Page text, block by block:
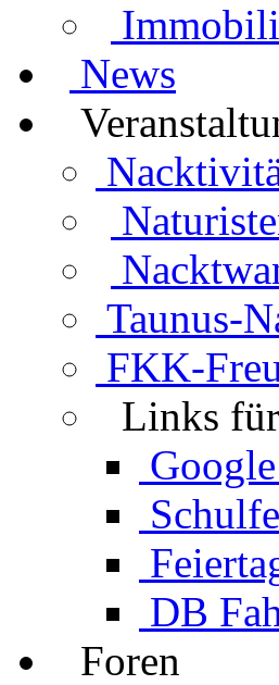
News
Taunus-
FKK-
Links
DB
Foren